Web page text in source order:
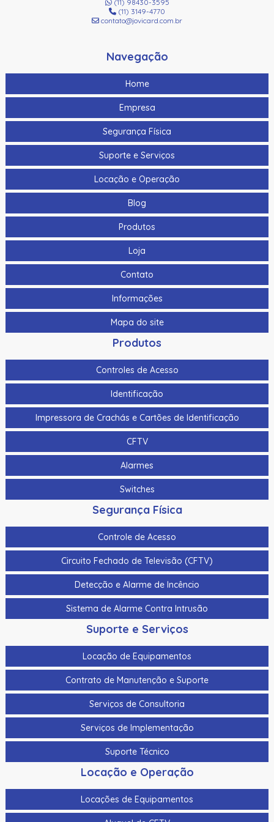
Filme Transparente HID Fargo 84053 para HDP5000 - 1500
Kit de Atualização Datacard Dual Laminator (L1 para L2)
Kit de Cartões de Limpeza Adesivos Evolis
Kit de Cartões de Limpeza Adesivos Evolis Avansia (5
Kit de Limpeza Avançado Evolis ACL002
Kit de Limpeza com Cartões Adesivos (Para Laminador)
Evolis – 10 Cartões Adesivos
Kit de Limpeza com Swabs Secos Evolis – 3 Swabs
Kit de Limpeza Completo - 2 Cartões
Kit de Limpeza Completo Evolis
Kit de Limpeza Datacard (10 Peças)
Kit de Limpeza Datacard (10) Por Pacote
Kit de Limpeza de Cabeçote Térmico Evolis Headclean (25
Kit de Limpeza Evolis Cleaning Roller Dustclean (40 Peças)
Kit de limpeza Evolis Printerclean (para cartão Tr A5002)
Kit de limpeza Evolis Ultraclean
Kit de Limpeza Fargo 86177 Para DTC / HDP
Kit de Limpeza Fargo 86177 Para Impressora HDP5000it
de Limpeza HDP5000 Inclui: 4 Swabs de Limpeza para
Cabeçote de Impressão 10 Cartões de Limpeza 10
Almofadas de Limpeza 3 Cartões de Limpeza com Álcool
Kit de limpeza Fargo Dtc5500Lmx
Kit de limpeza Fargo Hdp6600
Kit de limpeza padrão Evolis
Kit De Limpeza Para A Zebra Zc100, Zc300 E Zc350
Kit De Limpeza Para A Zebra Zxp Serie 3 105999-302
Kit Sleeve de Limpeza Datacard
Laminado Alternativo Transparente de 0,6 Mil Evolis -
Recorte para Chip Smart/Cobertura Completa – 100
Impressões/Rolo
Laminado Datacard Duragard Optiexpress™ -
Laminado Datacard Duragard Optigram - “Utopia”
Registrado - 1,0 Mil
Laminado Datacard Duragard Optigram, 0,6 Mil,
(11) 98430-3595
(11) 3149-4770
contato@jovicard.com.br
Navegação
Home
Empresa
Segurança Física
Suporte e Serviços
Locação e Operação
Blog
Produtos
Loja
Contato
Informações
Mapa do site
Produtos
Controles de Acesso
Identificação
Impressora de Crachás e Cartões de Identificação
CFTV
Alarmes
Switches
Segurança Física
Controle de Acesso
Circuito Fechado de Televisão (CFTV)
Detecção e Alarme de Incêncio
Sistema de Alarme Contra Intrusão
Suporte e Serviços
Locação de Equipamentos
Contrato de Manutenção e Suporte
Serviços de Consultoria
Serviços de Implementação
Suporte Técnico
Locação e Operação
Locações de Equipamentos